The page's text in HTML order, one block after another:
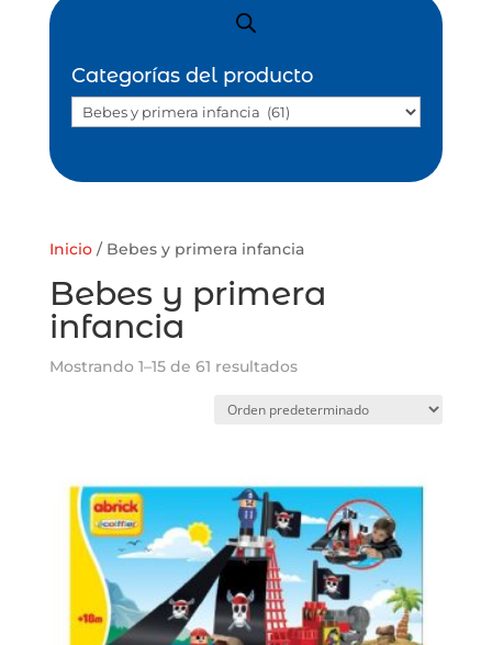
Inicio/ Bebes y primera infancia
Bebes y primera
infancia
Mostrando 1–15 de 61 resultados
Categorías del producto